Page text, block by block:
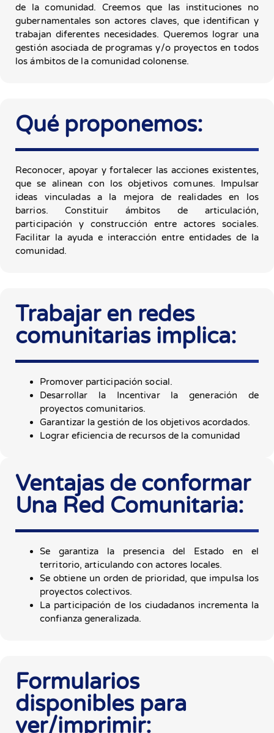
de la comunidad. Creemos que las instituciones no
gubernamentales son actores claves, que identifican y
trabajan diferentes necesidades. Queremos lograr una
gestión asociada de programas y/o proyectos en todos
los ámbitos de la comunidad colonense.
Qué proponemos:
Reconocer, apoyar y fortalecer las acciones existentes,
que se alinean con los objetivos comunes. Impulsar
ideas vinculadas a la mejora de realidades en los
barrios. Constituir ámbitos de articulación,
participación y construcción entre actores sociales.
Facilitar la ayuda e interacción entre entidades de la
comunidad.
Trabajar en redes
comunitarias implica:
Promover participación social.
Desarrollar la Incentivar la generación de
proyectos comunitarios.
Garantizar la gestión de los objetivos acordados.
Lograr eficiencia de recursos de la comunidad
Ventajas de conformar
Una Red Comunitaria:
Se garantiza la presencia del Estado en el
territorio, articulando con actores locales.
Se obtiene un orden de prioridad, que impulsa los
proyectos colectivos.
La participación de los ciudadanos incrementa la
confianza generalizada.
Formularios
disponibles para
ver/imprimir: